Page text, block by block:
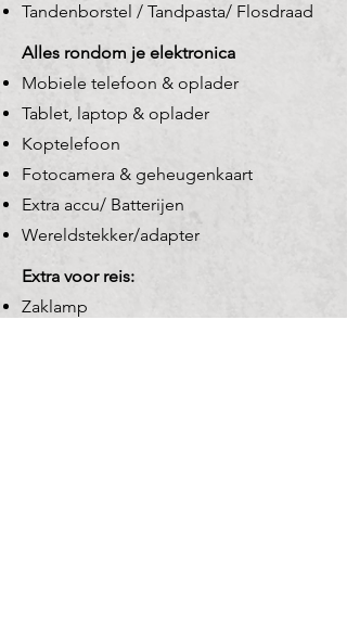
Tandenborstel / Tandpasta/ Flosdraad
Alles rondom je elektronica
Mobiele telefoon & oplader
Tablet, laptop & oplader
Koptelefoon
Fotocamera & geheugenkaart
Extra accu/ Batterijen
Wereldstekker/adapter
Extra voor reis:
Zaklamp